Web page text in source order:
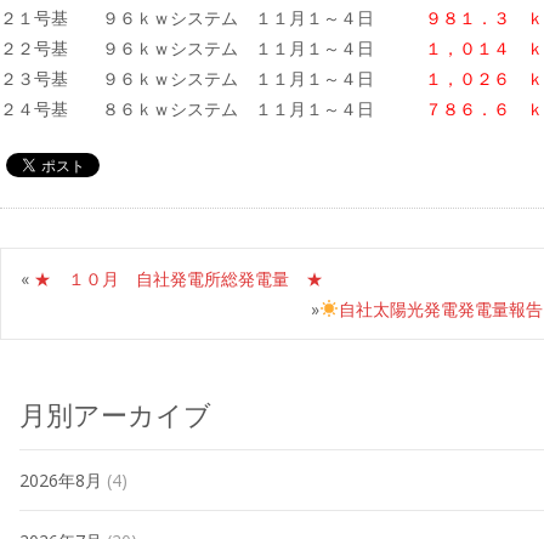
２１号基 ９６ｋｗシステム １１月１～４日
９８１．３ ｋ
２２号基 ９６ｋｗシステム １１月１～４日
１，０１４ ｋ
２３号基 ９６ｋｗシステム １１月１～４日
１，０２６ ｋ
２４号基 ８６ｋｗシステム １１月１～４日
７８６．６
« ★ １０月 自社発電所総発電量 ★
自社太陽光発電発電量報告
»
月別アーカイブ
2026年8月 (4)